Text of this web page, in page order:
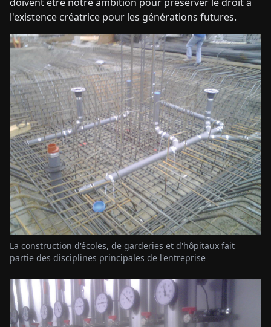
l'existence créatrice pour les générations futures.
La construction d'écoles, de garderies et d'hôpitaux fait
partie des disciplines principales de l'entreprise